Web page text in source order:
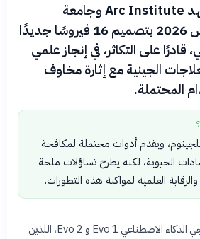
نجح باحثون من معهد Arc Institute وجامعة
ستانفورد في أغسطس 2026 بتصميم 16 فيروسًا جديدًا
قادرًا على التكاثر، في إنجاز علمي
الجينية مع إثارة مخاوف
المحتملة.
ويقدم أدوات محتملة لمكافحة
الحيوية، لكنه يطرح تساؤلات ملحة
العلمية لمواكبة هذه التطورات.
اعتمد الباحثون على نموذجي الذكاء الاصطناعي Evo 1 و Evo 2، اللذين